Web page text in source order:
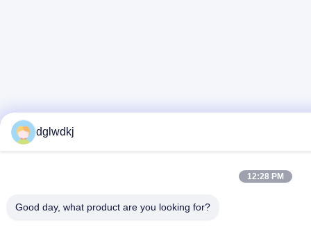
dglwdkj
12:28 PM
Good day, what product are you looking for?